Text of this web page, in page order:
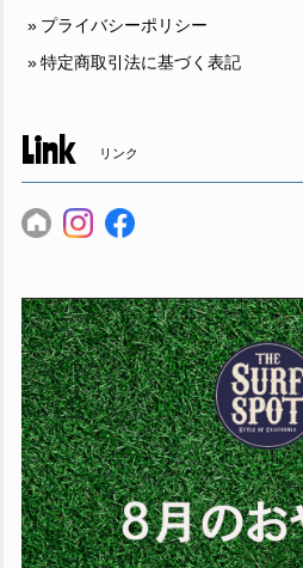
プライバシーポリシー
特定商取引法に基づく表記
Link リンク